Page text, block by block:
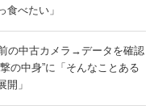
食べたい」
の中古カメラ→データを確認
中身”に「そんなことある
開」